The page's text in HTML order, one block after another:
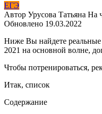
ЕГЭ
Автор Урусова Татьяна На
Обновлено 19.03.2022
Ниже Вы найдете
2021 на основной волне,
Чтобы потренироваться,
Итак, список
Содержание